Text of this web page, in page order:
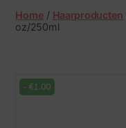
Beauty
Centre
Home / Haarproducten
oz/250ml
-€1.00